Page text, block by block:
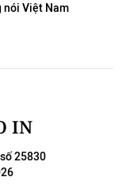
nói Việt Nam
IN
25830